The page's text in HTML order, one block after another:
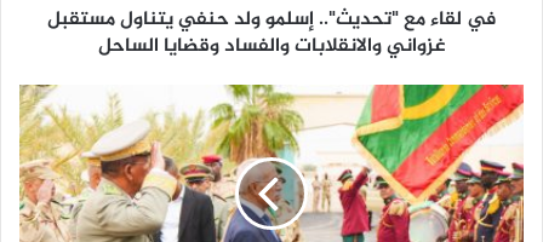
في لقاء مع "تحديث".. إسلمو ولد حنفي يتناول مستقبل
غزواني والانقلابات والفساد وقضايا الساحل